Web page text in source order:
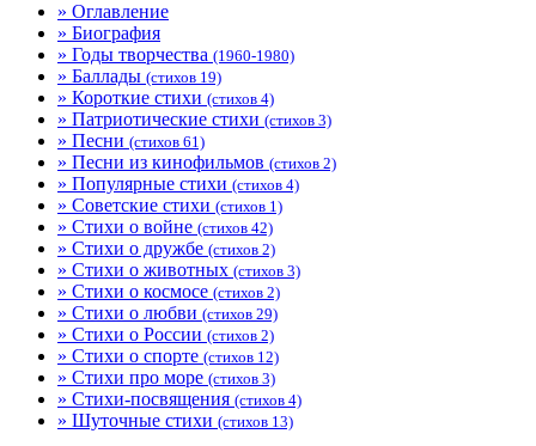
» Оглавление
» Биография
» Годы творчества (1960-1980)
» Баллады (стихов 19)
» Короткие стихи (стихов 4)
» Патриотические стихи (стихов 3)
» Песни (стихов 61)
» Песни из кинофильмов (стихов 2)
» Популярные стихи (стихов 4)
» Советские стихи (стихов 1)
» Стихи о войне (стихов 42)
» Стихи о дружбе (стихов 2)
» Стихи о животных (стихов 3)
» Стихи о космосе (стихов 2)
» Стихи о любви (стихов 29)
» Стихи о России (стихов 2)
» Стихи о спорте (стихов 12)
» Стихи про море (стихов 3)
» Стихи-посвящения (стихов 4)
» Шуточные стихи (стихов 13)